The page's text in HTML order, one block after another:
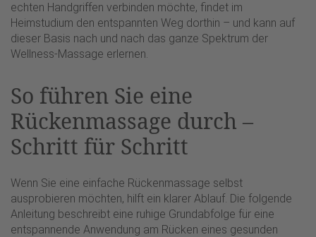
echten Handgriffen verbinden möchte, findet im
Heimstudium den entspannten Weg dorthin – und kann auf
dieser Basis nach und nach das ganze Spektrum der
Wellness-Massage erlernen.
So führen Sie eine
Rückenmassage durch –
Schritt für Schritt
Wenn Sie eine einfache Rückenmassage selbst
ausprobieren möchten, hilft ein klarer Ablauf. Die folgende
Anleitung beschreibt eine ruhige Grundabfolge für eine
entspannende Anwendung am Rücken eines gesunden